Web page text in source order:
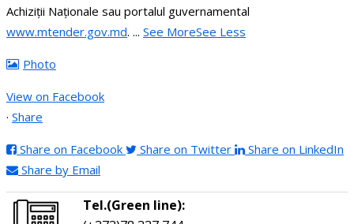
Achiziții Naționale sau portalul guvernamental
www.mtender.gov.md. ... See MoreSee Less
Photo
View on Facebook
· Share
Share on Facebook Share on Twitter
Share on LinkedIn
Share by Email
Tel.(Green line):